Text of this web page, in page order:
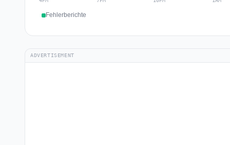
Fehlerberichte
ADVERTISEMENT